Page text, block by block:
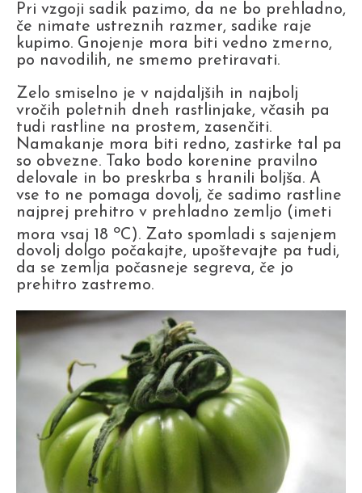
Pri vzgoji sadik pazimo, da ne bo prehladno,
če nimate ustreznih razmer, sadike raje
kupimo. Gnojenje mora biti vedno zmerno,
po navodilih, ne smemo pretiravati.
Zelo smiselno je v najdaljših in najbolj
vročih poletnih dneh rastlinjake, včasih pa
tudi rastline na prostem, zasenčiti.
Namakanje mora biti redno, zastirke tal pa
so obvezne. Tako bodo korenine pravilno
delovale in bo preskrba s hranili boljša. A
vse to ne pomaga dovolj, če sadimo rastline
najprej prehitro v prehladno zemljo (imeti
mora vsaj 18 oC). Zato spomladi s sajenjem
dovolj dolgo počakajte, upoštevajte pa tudi,
da se zemlja počasneje segreva, če jo
prehitro zastremo.